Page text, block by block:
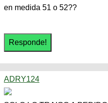
en medida 51 o 52??
ADRY124